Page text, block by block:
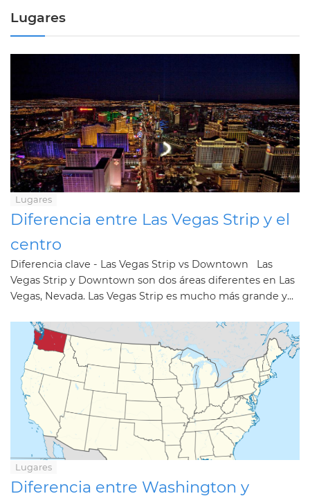
Lugares
Lugares
Diferencia entre Las Vegas Strip y el
centro
Diferencia clave - Las Vegas Strip vs Downtown Las
Vegas Strip y Downtown son dos áreas diferentes en Las
Vegas, Nevada. Las Vegas Strip es mucho más grande y...
Lugares
Diferencia entre Washington y